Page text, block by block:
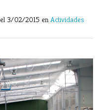
el 3/02/2015 en Actividades